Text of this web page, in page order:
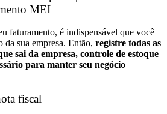
MEI
faturamento, é indispensável que você
sua empresa. Então, registre todas as
sai da empresa, controle de estoque
para manter seu negócio
fiscal